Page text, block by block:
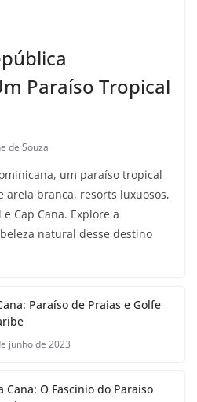
Paraíso Tropical
de Souza
um paraíso tropical
areia branca, resorts luxuosos,
Cap Cana. Explore a
natural desse destino
Paraíso de Praias e Golfe
junho de 2023
Cana: O Fascínio do Paraíso